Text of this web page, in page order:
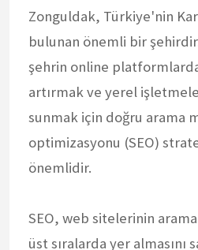
Zonguldak, Türkiye'nin
bulunan önemli bir
şehrin online
artırmak ve yerel
sunmak için doğru arama
optimizasyonu (SEO)
önemlidir.
SEO, web sitelerinin
üst sıralarda yer almasını